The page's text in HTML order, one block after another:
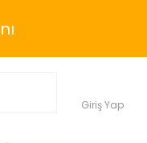
Giriş Yap